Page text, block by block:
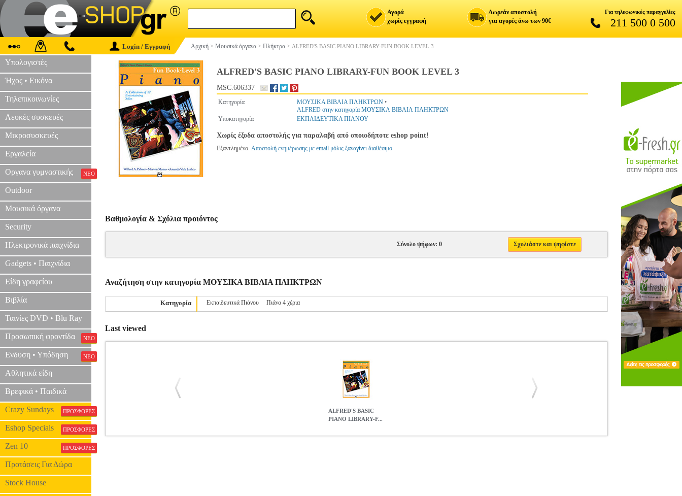
Αγορά
χωρίς εγγραφή
Δωρεάν αποστολή
για αγορές άνω των 90€
Για τηλεφωνικές παραγγελίες
211 500 0 500
Login / Εγγραφή Αρχική > Μουσικά όργανα > Πλήκτρα > ALFRED'S BASIC PIANO LIBRARY-FUN BOOK LEVEL 3
Υπολογιστές
Ήχος • Εικόνα
Τηλεπικοινωνίες
Λευκές συσκευές
Μικροσυσκευές
Εργαλεία
Οργανα γυμναστικής ΝΕΟ
Outdoor
Μουσικά όργανα
Security
Ηλεκτρονικά παιχνίδια
Gadgets • Παιχνίδια
Είδη γραφείου
Βιβλία
Ταινίες DVD • Blu Ray
Προσωπική φροντίδα ΝΕΟ
Ενδυση • Υπόδηση ΝΕΟ
Αθλητικά είδη
Βρεφικά • Παιδικά
Crazy Sundays ΠΡΟΣΦΟΡΕΣ
Eshop Specials ΠΡΟΣΦΟΡΕΣ
Zen 10 ΠΡΟΣΦΟΡΕΣ
Προτάσεις Για Δώρα
Stock House
ALFRED'S BASIC PIANO LIBRARY-FUN BOOK LEVEL 3
MSC.606337
Κατηγορία ΜΟΥΣΙΚΑ ΒΙΒΛΙΑ ΠΛΗΚΤΡΩΝ•
ALFRED στην κατηγορία ΜΟΥΣΙΚΑ ΒΙΒΛΙΑ ΠΛΗΚΤΡΩΝ
Υποκατηγορία
ΕΚΠΑΙΔΕΥΤΙΚΑ ΠΙΑΝΟΥ
Χωρίς έξοδα αποστολής για παραλαβή από οποιοδήποτε eshop point!
Εξαντλημένο. Αποστολή ενημέρωσης με email μόλις ξαναγίνει διαθέσιμο
Βαθμολογία & Σχόλια προιόντος
Σύνολο ψήφων: 0 Σχολιάστε και ψηφίστε
Αναζήτηση στην κατηγορία ΜΟΥΣΙΚΑ ΒΙΒΛΙΑ ΠΛΗΚΤΡΩΝ
Κατηγορία Εκπαιδευτικά Πιάνου Πιάνο 4 χέρια
Last viewed
ALFRED'S BASIC
PIANO LIBRARY-F...